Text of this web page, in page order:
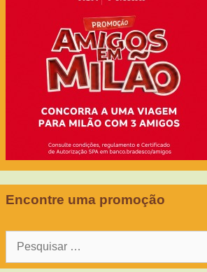
Encontre uma promoção
Pesquisar